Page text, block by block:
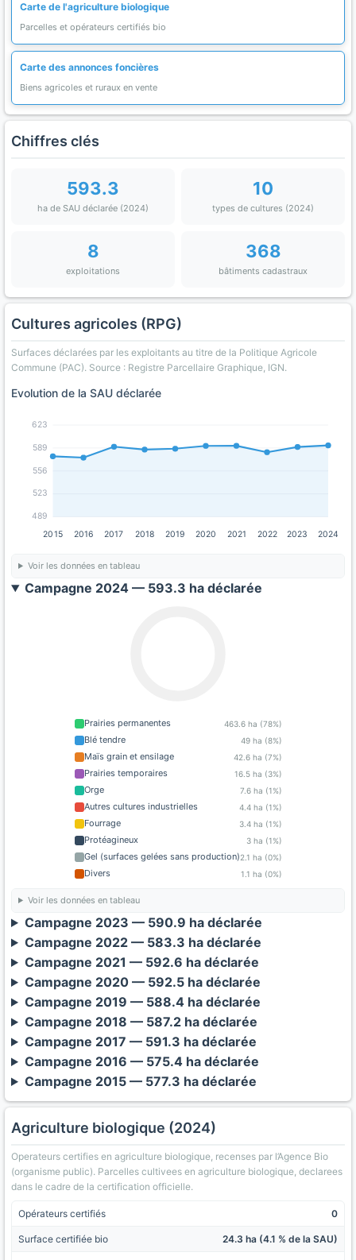
Carte de l'agriculture biologique
Parcelles et opérateurs certifiés bio
Carte des annonces foncières
Biens agricoles et ruraux en vente
Chiffres clés
593.3
ha de SAU déclarée (2024)
10
types de cultures (2024)
8
exploitations
368
bâtiments cadastraux
Cultures agricoles (RPG)
Surfaces déclarées par les exploitants au titre de la Politique Agricole
Commune (PAC). Source : Registre Parcellaire Graphique, IGN.
Evolution de la SAU déclarée
489
523
556
589
623
2015 2016 2017 2018 2019 2020 2021 2022 2023 2024
Voir les données en tableau
Campagne 2024 — 593.3 ha déclarée
Prairies permanentes 463.6 ha (78%)
Blé tendre 49 ha (8%)
Maïs grain et ensilage 42.6 ha (7%)
Prairies temporaires 16.5 ha (3%)
Orge 7.6 ha (1%)
Autres cultures industrielles 4.4 ha (1%)
Fourrage 3.4 ha (1%)
Protéagineux 3 ha (1%)
Gel (surfaces gelées sans production)2.1 ha (0%)
Divers 1.1 ha (0%)
Voir les données en tableau
Campagne 2023 — 590.9 ha déclarée
Campagne 2022 — 583.3 ha déclarée
Campagne 2021 — 592.6 ha déclarée
Campagne 2020 — 592.5 ha déclarée
Campagne 2019 — 588.4 ha déclarée
Campagne 2018 — 587.2 ha déclarée
Campagne 2017 — 591.3 ha déclarée
Campagne 2016 — 575.4 ha déclarée
Campagne 2015 — 577.3 ha déclarée
Agriculture biologique (2024)
Operateurs certifies en agriculture biologique, recenses par l’Agence Bio
(organisme public). Parcelles cultivees en agriculture biologique, declarees
dans le cadre de la certification officielle.
Opérateurs certifiés 0
Surface certifiée bio 24.3 ha (4.1 % de la SAU)